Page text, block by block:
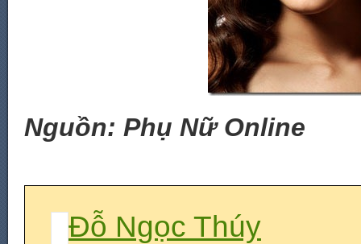
Nguồn: Phụ Nữ Online
Đỗ Ngọc Thúy